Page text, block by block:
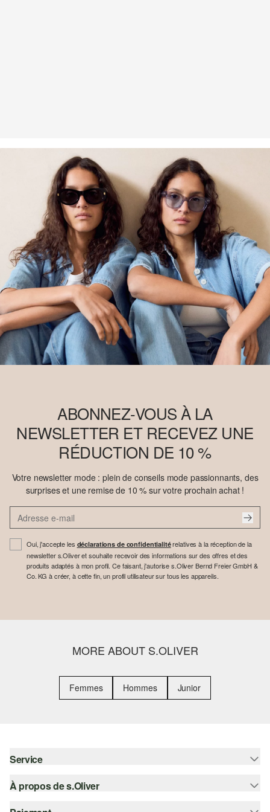
ABONNEZ-VOUS À LA
NEWSLETTER ET RECEVEZ UNE
RÉDUCTION DE 10 %
Votre newsletter mode : plein de conseils mode passionnants, des
surprises et une remise de 10 % sur votre prochain achat !
Oui, j'accepte les déclarations de confidentialitérelatives à la réception de la
newsletter s.Oliver et souhaite recevoir des informations sur des offres et des
produits adaptés à mon profil. Ce faisant, j'autorise s.Oliver Bernd Freier GmbH &
Co. KG à créer, à cette fin, un profil utilisateur sur tous les appareils.
MORE ABOUT S.OLIVER
Femmes Hommes Junior
Service
Aide - FAQ
Guide des tailles
À propos de s.Oliver